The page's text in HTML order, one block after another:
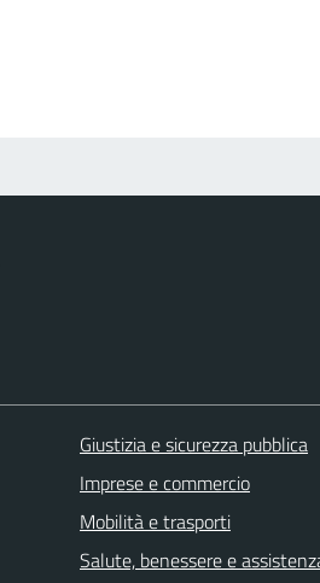
Giustizia e sicurezza pubblica
Imprese e commercio
Mobilità e trasporti
Salute, benessere e